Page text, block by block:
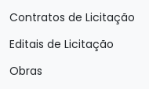
Contratos de Licitação
Editais de Licitação
Obras